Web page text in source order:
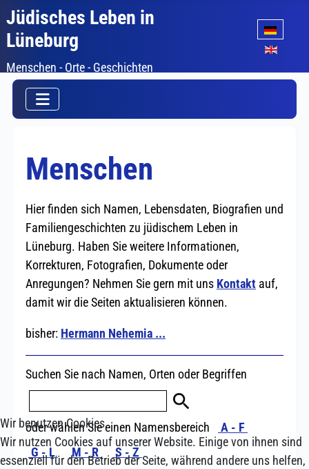
Jüdisches Leben in
Lüneburg
Menschen - Orte - Geschichten
Sprache
Wir benutzen Cookies
Wir nutzen Cookies auf unserer Website. Einige von ihnen sind
essenziell für den Betrieb der Seite, während andere uns helfen,